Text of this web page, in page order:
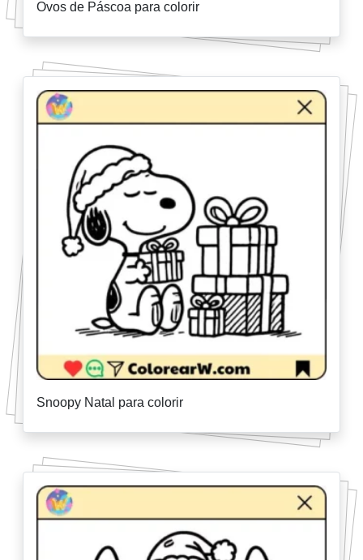
Ovos de Páscoa para colorir
Snoopy Natal para colorir